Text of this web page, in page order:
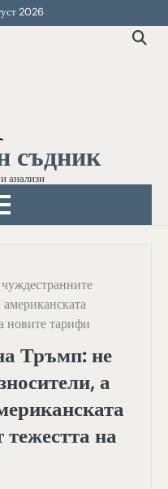
2026
съдник
анализи
новите тарифи
Тръмп: не
а
на